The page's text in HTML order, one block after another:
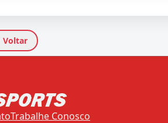
Voltar
Trabalhe Conosco